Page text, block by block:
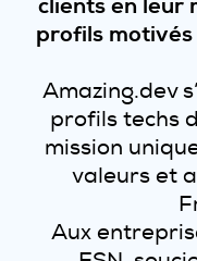
clients en leur
profils
Amazing.dev
profils techs
mission
valeurs et
Aux